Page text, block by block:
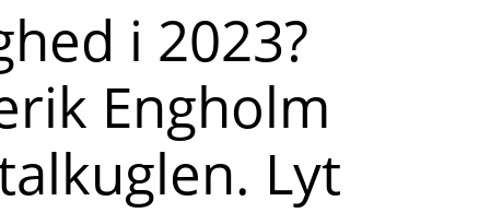
i 2023?
Engholm
Lyt